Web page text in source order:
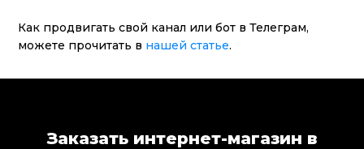
Как продвигать свой канал или бот в Телеграм,
можете прочитать в нашей статье.
Заказать интернет-магазин в